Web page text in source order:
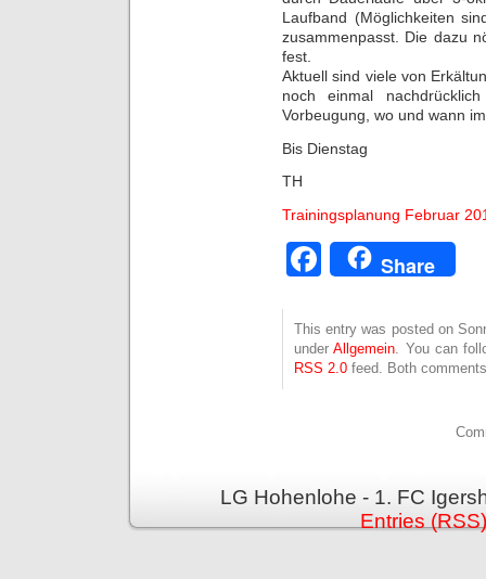
Laufband (Möglichkeiten
zusammenpasst. Die dazu
fest.
Aktuell sind viele von
noch einmal
Vorbeugung, wo und wann
Bis Dienstag
TH
Trainingsplanung Februar
Facebook
Share
This entry was posted on
underAllgemein . You can
RSS 2.0 feed. Both
LG Hohenlohe - 1. FC
Entries (RSS)